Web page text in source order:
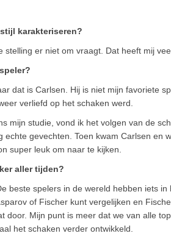
karakteriseren?
stelling er niet om vraagt. Dat heeft mij
dat is Carlsen. Hij is niet mijn favoriete
verliefd op het schaken werd.
mijn studie, vond ik het volgen van de
echte gevechten. Toen kwam Carlsen en
super leuk om naar te kijken.
aller tijden?
beste spelers in de wereld hebben iets
of Fischer kunt vergelijken en
door. Mijn punt is meer dat we van alle
het schaken verder ontwikkeld.